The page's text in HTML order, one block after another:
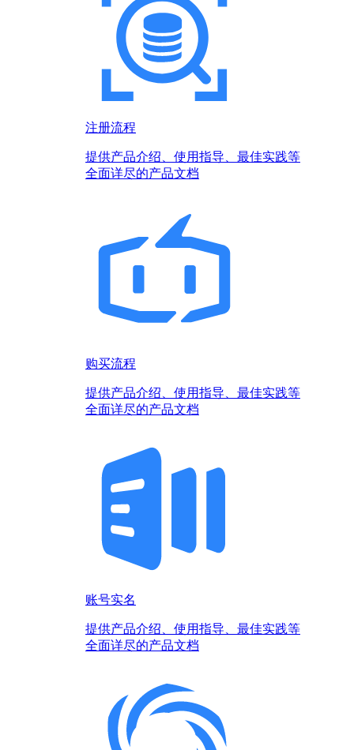
注册流程
提供产品介绍、使用指导、最佳实践等
全面详尽的产品文档
购买流程
提供产品介绍、使用指导、最佳实践等
全面详尽的产品文档
账号实名
提供产品介绍、使用指导、最佳实践等
全面详尽的产品文档